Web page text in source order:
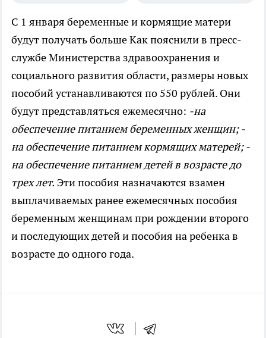
С 1 января беременные и кормящие матери
будут получать большеКак пояснили в пресс-
службе Министерства здравоохранения и
социального развития области, размеры новых
пособий устанавливаются по 550 рублей. Они
будут представляться ежемесячно: -на
обеспечение питанием беременных женщин; -
на обеспечение питанием кормящих матерей; -
на обеспечение питанием детей в возрасте до
трех лет. Эти пособия назначаются взамен
выплачиваемых ранее ежемесячных пособия
беременным женщинам при рождении второго
и последующих детей и пособия на ребенка в
возрасте до одного года.